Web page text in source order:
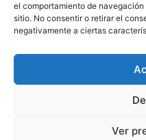
el comportamiento de
sitio. No consentir o retirar el
negativamente a ciertas
Ver
Otras
Protección y Liberación
Salud y Sanación